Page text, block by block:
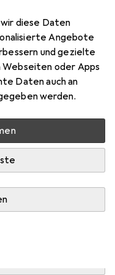
diese Daten
Angebote
und gezielte
Webseiten oder Apps
Daten auch an
werden.
von PNY
geliefert
Lieferanten